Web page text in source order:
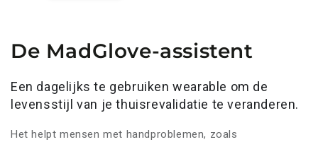
De MadGlove-assistent
Een dagelijks te gebruiken wearable om de
levensstijl van je thuisrevalidatie te veranderen.
Het helpt mensen met handproblemen, zoals